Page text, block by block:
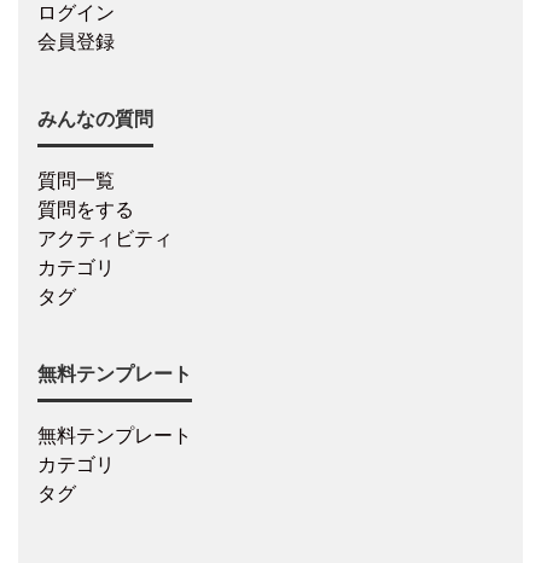
ログイン
会員登録
みんなの質問
質問一覧
質問をする
アクティビティ
カテゴリ
タグ
無料テンプレート
無料テンプレート
カテゴリ
タグ